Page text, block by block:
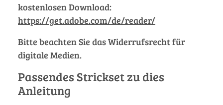
kostenlosen Download:
https://get.adobe.com/de/reader/
Bitte beachten Sie das Widerrufsrecht für
digitale Medien.
Passendes Strickset zu dies
Anleitung